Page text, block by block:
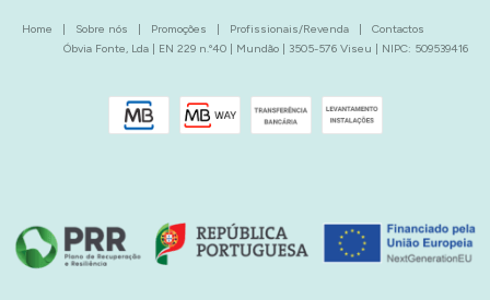
Home | Sobre nós | Promoções | Profissionais/Revenda | Contactos
Óbvia Fonte, Lda | EN 229 n.º40 | Mundão | 3505-576 Viseu | NIPC: 509539416